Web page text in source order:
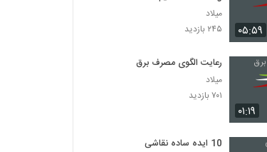
۰۵:۵۹
میلاد
۲۴۵ بازدید
۰۱:۱۹
رعایت الگوی مصرف برق
میلاد
۷۰۱ بازدید
10 ایده ساده نقاشی